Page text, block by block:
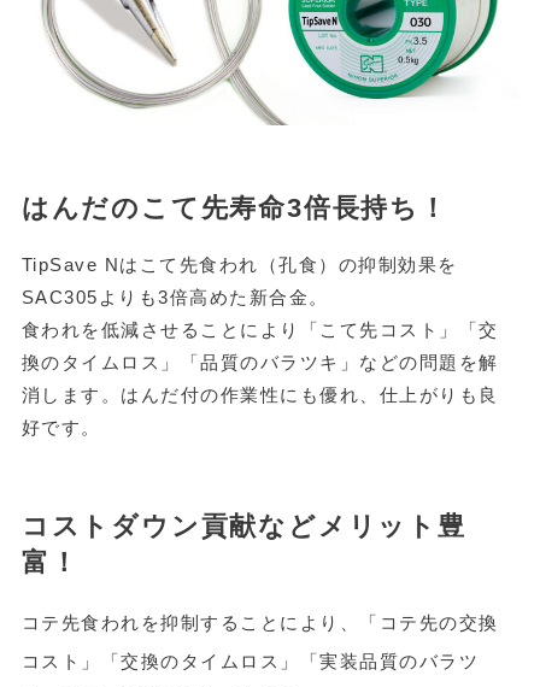
はんだのこて先寿命3倍長持ち！
TipSave Nはこて先食われ（孔食）の抑制効果を
SAC305よりも3倍高めた新合金。
食われを低減させることにより「こて先コスト」「交
換のタイムロス」「品質のバラツキ」などの問題を解
消します。はんだ付の作業性にも優れ、仕上がりも良
好です。
コストダウン貢献などメリット豊
富！
コテ先食われを抑制することにより、「コテ先の交換
コスト」「交換のタイムロス」「実装品質のバラツ